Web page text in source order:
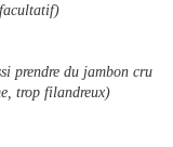
prendre du jambon cru
trop filandreux)